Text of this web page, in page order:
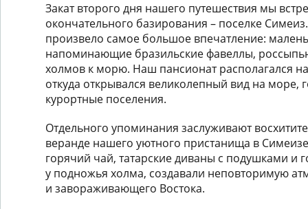
Закат второго дня нашего путешествия мы
окончательного базирования – поселке
произвело самое большое впечатление:
напоминающие бразильские фавеллы,
холмов к морю. Наш пансионат располагался
откуда открывался великолепный вид на
курортные поселения.
Отдельного упоминания заслуживают
веранде нашего уютного пристанища в
горячий чай, татарские диваны с подушками и
у подножья холма, создавали неповторимую
и завораживающего Востока.